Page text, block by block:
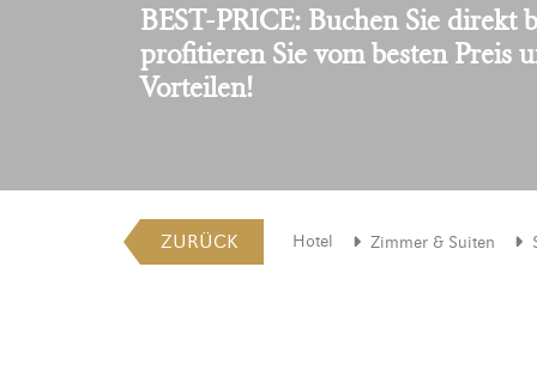
BEST-PRICE: Buchen Sie direkt
profitieren Sie vom besten Preis
Vorteilen!
ZURÜCK Hotel Zimmer & Suiten